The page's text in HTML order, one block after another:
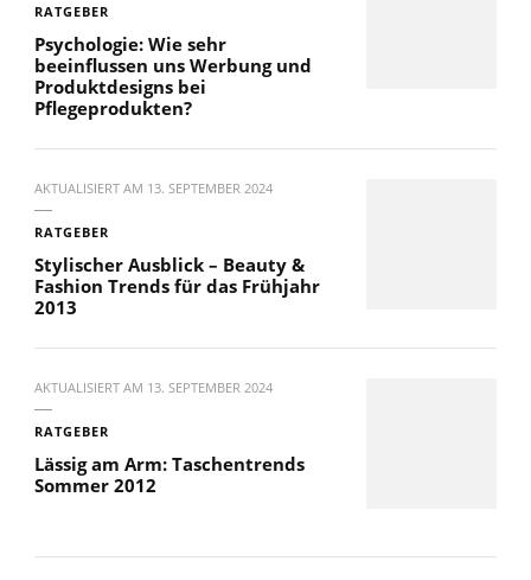
RATGEBER
Psychologie: Wie sehr
beeinflussen uns Werbung und
Produktdesigns bei
Pflegeprodukten?
AKTUALISIERT AM 13. SEPTEMBER 2024
RATGEBER
Stylischer Ausblick – Beauty &
Fashion Trends für das Frühjahr
2013
AKTUALISIERT AM 13. SEPTEMBER 2024
RATGEBER
Lässig am Arm: Taschentrends
Sommer 2012